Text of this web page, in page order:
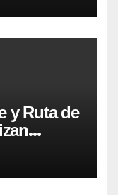
y Ruta de
en